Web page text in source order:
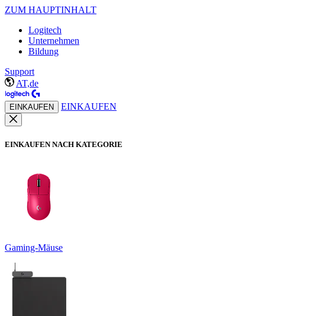
ZUM HAUPTINHALT
Logitech
Unternehmen
Bildung
Support
AT,de
EINKAUFEN EINKAUFEN
EINKAUFEN NACH KATEGORIE
Gaming-Mäuse